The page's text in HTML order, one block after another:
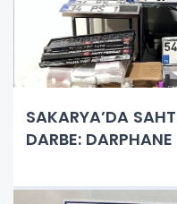
SAKARYA’DA
DARBE: